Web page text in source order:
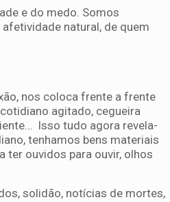
e do medo. Somos
natural, de quem
nos coloca frente a frente
agitado, cegueira
Isso tudo agora revela-
tenhamos bens materiais
ter ouvidos para ouvir, olhos
solidão, notícias de mortes,